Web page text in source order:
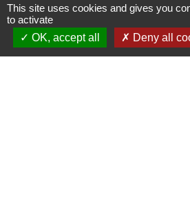
Liens
Fougères Agglomération
This site uses cookies and gives you
to activate
OK, accept all
Deny all